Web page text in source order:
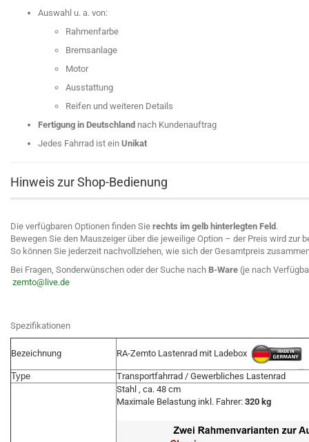
Auswahl u. a. von:
Rahmenfarbe
Bremsanlage
Motor
Ausstattung
Reifen und weiteren Details
Fertigung in Deutschland nach Kundenauftrag
Jedes Fahrrad ist ein Unikat
Hinweis zur Shop-Bedienung
Die verfügbaren Optionen finden Sie rechts im gelb hinterlegten Feld .
Bewegen Sie den Mauszeiger über die jeweilige Option – der Preis wird zur
So können Sie jederzeit nachvollziehen, wie sich der Gesamtpreis
Bei Fragen, Sonderwünschen oder der Suche nach B-Ware (je nach
zemto@live.de
Spezifikationen
Bezeichnung RA-Zemto Lastenrad mit Ladebox
Type Transportfahrrad / Gewerbliches Lastenrad
Stahl , ca. 48 cm
Maximale Belastung inkl. Fahrer: 320 kg